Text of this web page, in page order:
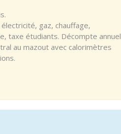
gaz, chauffage,
taxe étudiants. Décompte annuel
au mazout avec calorimètres